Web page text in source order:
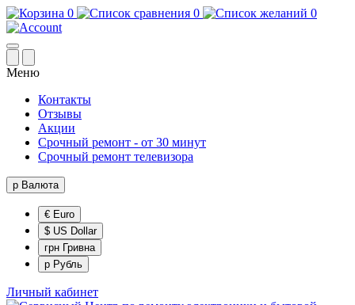
0 0 0
Меню
Контакты
Отзывы
Акции
Срочный ремонт - от 30 минут
Срочный ремонт телевизора
р Валюта
€ Euro
$ US Dollar
грн Гривна
р Рубль
Личный кабинет